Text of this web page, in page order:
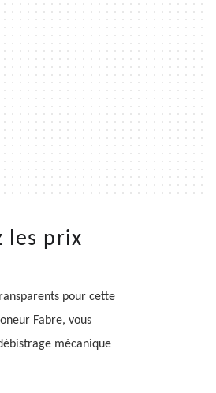
les prix
pour cette
Fabre, vous
mécanique